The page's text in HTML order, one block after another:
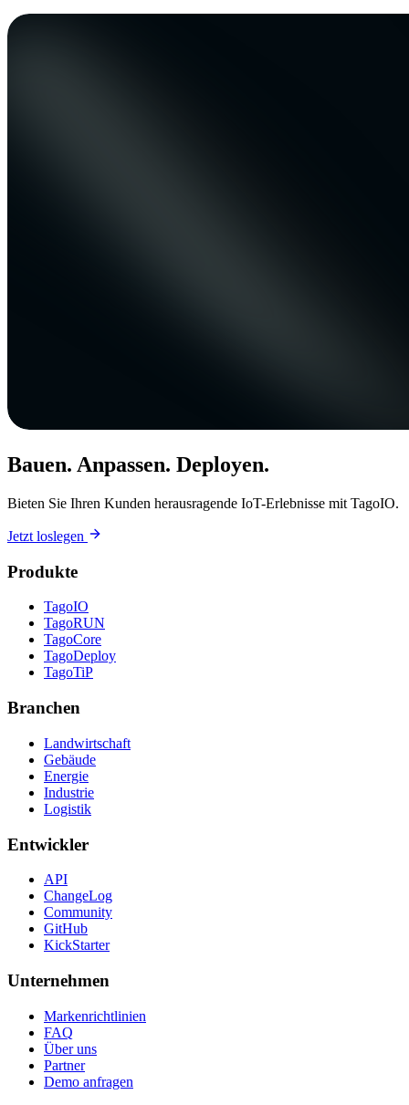
Bauen. Anpassen. Deployen.
Bieten Sie Ihren Kunden herausragende IoT-Erlebnisse mit TagoIO.
Jetzt loslegen
Produkte
TagoIO
TagoRUN
TagoCore
TagoDeploy
TagoTiP
Branchen
Landwirtschaft
Gebäude
Energie
Industrie
Logistik
Entwickler
API
ChangeLog
Community
GitHub
KickStarter
Unternehmen
Markenrichtlinien
FAQ
Über uns
Partner
Demo anfragen